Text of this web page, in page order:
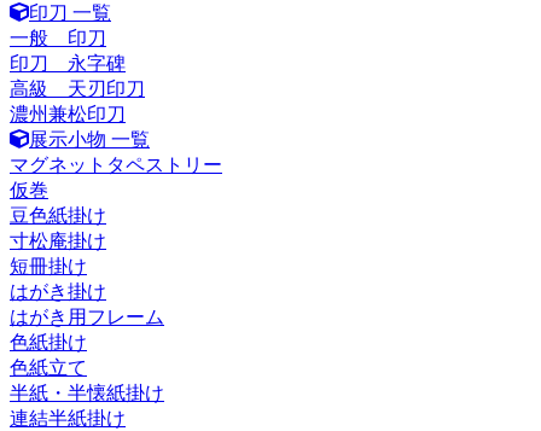
印刀 一覧
一般 印刀
印刀 永字碑
高級 天刃印刀
濃州兼松印刀
展示小物 一覧
マグネットタペストリー
仮巻
豆色紙掛け
寸松庵掛け
短冊掛け
はがき掛け
はがき用フレーム
色紙掛け
色紙立て
半紙・半懐紙掛け
連結半紙掛け